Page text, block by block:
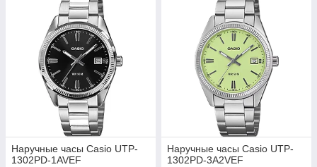
Наручные часы Casio UTP-
1302PD-1AVEF
Наручные часы Casio UTP-
1302PD-3A2VEF